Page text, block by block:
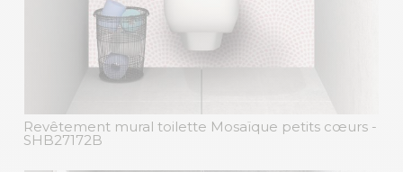
Revêtement mural toilette Mosaïque petits cœurs -
SHB27172B